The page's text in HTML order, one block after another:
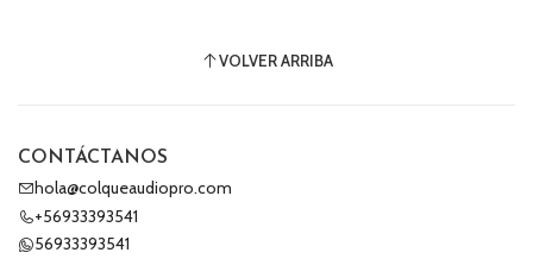
VOLVER ARRIBA
CONTÁCTANOS
hola@colqueaudiopro.com
+56933393541
56933393541